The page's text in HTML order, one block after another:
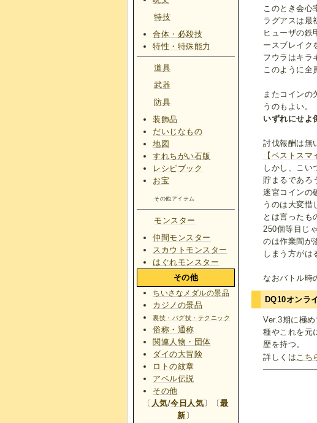
このとき会心
ラグアスは最
ヒューザの鉄
ースブレイク
フウラはキラ
このように全
またコインの
うのもよい。
いずれにせよ
討伐報酬は無
【ベストスマ
しかし、こい
貯まるであろ
迷宮コインの
うのは大変惜
とは言ったも
250個等目じ
のは作業間が
しまう方がは
なおバトル時
DQ10オンラ
Ver.3期に極
種やこれを元
歴を持つ。
詳しくは こち
特技
合体・必殺技
特性・特殊能力
道具
武器
防具
装飾品
だいじなもの
地図
すれちがい石版
レシピブック
お宝
その他アイテム
モンスター
仲間モンスター
スカウトモンスター
はぐれモンスター
その他
ちいさなメダルの景品
カジノの景品
裏技・バグ技・テクニック
俗称・通称
関連人物・団体
ダイの大冒険
ロトの紋章
アベル伝説
その他
〔 人気/今日人気〕〔最
新 〕